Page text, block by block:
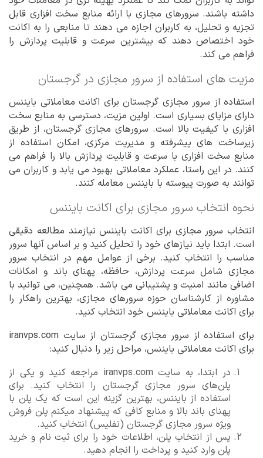
داشته باشند. سرورهای مجازی با ارائه منابع سخت افزاری قابل
تجزیه و تحلیل، به کاربران اجازه می دهند تا منابعی را به اکانت
خود اختصاص دهند که بیشترین سرعت و قابلیت پردازش را
فراهم می کند.
مزیت های استفاده از سرور مجازی در گرجستان
استفاده از سرور مجازی گرجستان برای اکانت معاملاتی بایننس
دارای مزایای بسیاری است. اولین مزیت، دسترسی به منابع سخت
افزاری با کیفیت بالا است. سرورهای مجازی گرجستان، از طریق
زیرساخت های پیشرفته و مدیریت مرکزی، امکان استفاده از
منابع سخت افزاری با سرعت و قابلیت پردازش بالا را فراهم می
کنند. در این راستا، عملکرد معاملاتی بهبود می یابد و کاربران می
توانند به صورت پیوسته با بایننس معامله کنند.
نحوه انتخاب سرور مجازی برای اکانت بایننس
انتخاب سرور مجازی برای اکانت بایننس نیازمند مطالعه دقیقی
است. ابتدا باید نیازهای خود را تحلیل کنید و بر اساس آنها سرور
مناسب را انتخاب کنید. برخی از عوامل مهم در انتخاب سرور
مجازی شامل سرعت پردازش، حافظه، پهنای باند و امکانات
اضافی مانند امنیت و پشتیبانی می باشد. همچنین، می توانید با
مشاوره از کارشناسان حوزه سرورهای مجازی، بهترین راهکار را
برای اکانت معاملاتی بایننس خود انتخاب کنید.
برای استفاده از سرور مجازی گرجستان از سایت iranvps.com
برای اکانت معاملاتی بایننس، مراحل زیر را دنبال کنید:
در ابتدا، به سایت iranvps.com مراجعه کنید و یکی از
پلن‌های سرور مجازی گرجستان را انتخاب کنید. برای
استفاده از بایننس، بهترین گزینه این است که یک پلن با
پهنای باند بالا و منابع کافی که پیشنهاد میکنم پلن فروش
ویژه سرور مجازی گرجستان (تفلیس) انتخاب کنید.
پس از انتخاب پلن، اطلاعات خود را برای ثبت نام و خرید
پلن وارد کنید و پرداخت را انجام دهید.